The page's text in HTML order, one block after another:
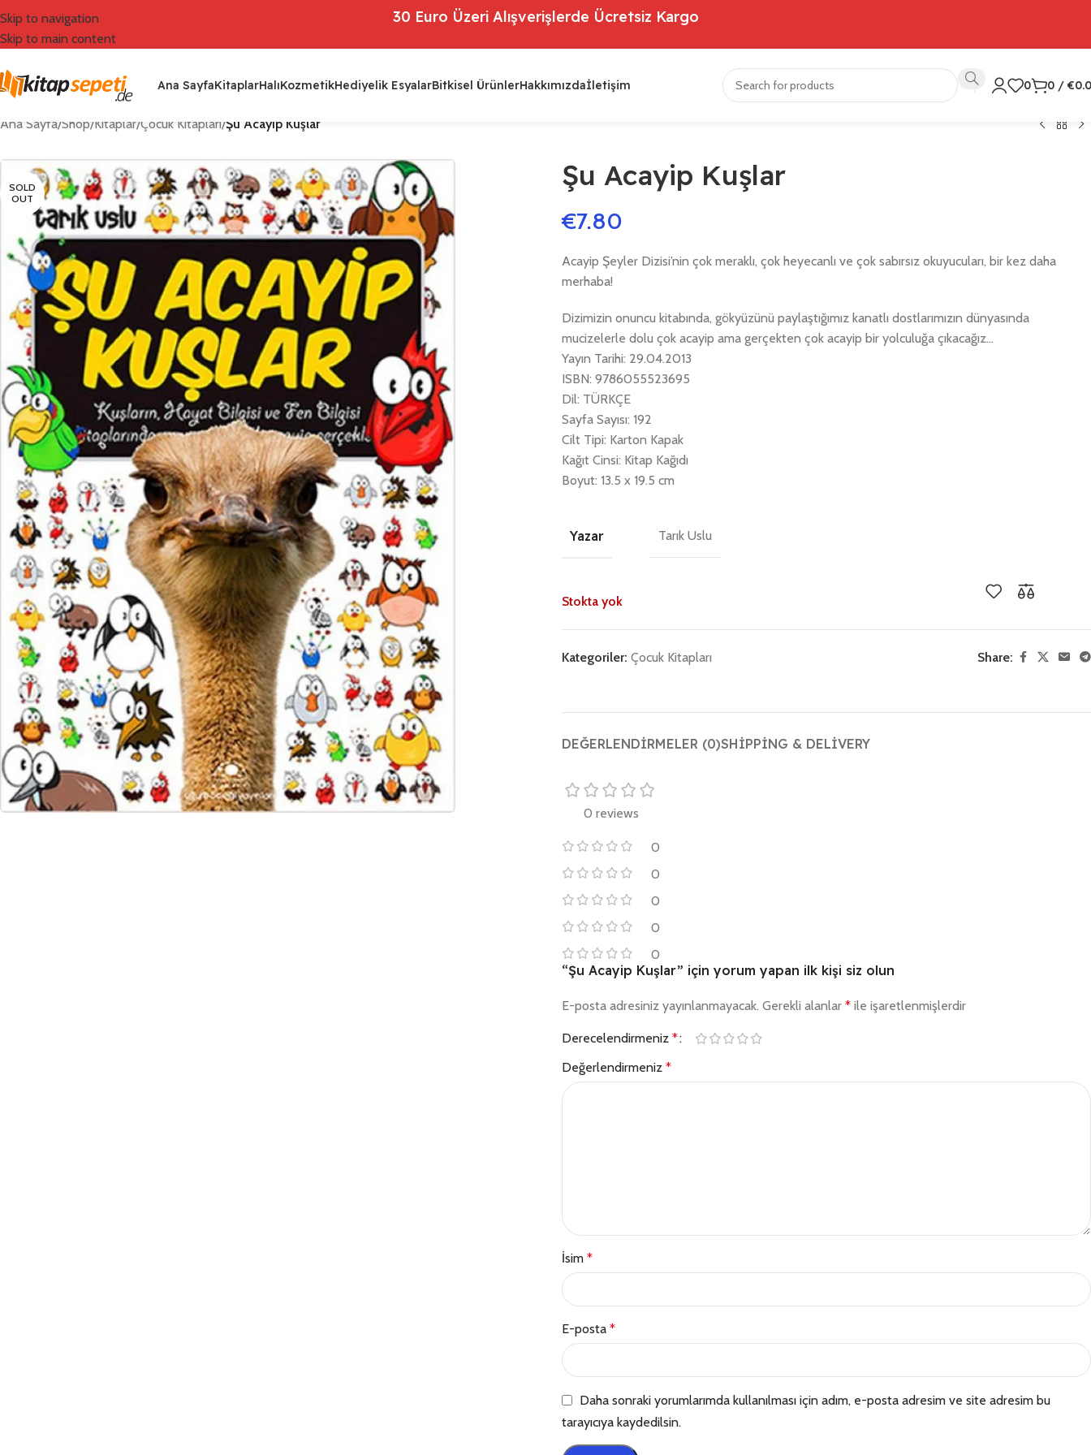
Skip to navigation
Skip to main content
30 Euro Üzeri Alışverişlerde Ücretsiz Kargo
Ana SayfaKitaplarHalıKozmetikHediyelik EsyalarBitkisel ÜrünlerHakkımızdaİletişim 0 0 / €
Ana Sayfa/Shop/Kitaplar/Çocuk Kitapları/Şu Acayip Kuşlar
SOLD
OUT
Şu Acayip Kuşlar
€7.80
Acayip Şeyler Dizisi’nin çok meraklı, çok heyecanlı ve çok sabırsız okuyucuları, bir kez daha
merhaba!
Dizimizin onuncu kitabında, gökyüzünü paylaştığımız kanatlı dostlarımızın dünyasında
mucizelerle dolu çok acayip ama gerçekten çok acayip bir yolculuğa çıkacağız…
Yayın Tarihi: 29.04.2013
ISBN: 9786055523695
Dil: TÜRKÇE
Sayfa Sayısı: 192
Cilt Tipi: Karton Kapak
Kağıt Cinsi: Kitap Kağıdı
Boyut: 13.5 x 19.5 cm
Yazar Tarık Uslu
Stokta yok
Kategoriler: Çocuk Kitapları Share:
DEĞERLENDIRMELER (0)SHIPPING & DELIVERY
0 reviews
0
0
0
0
0
“Şu Acayip Kuşlar” için yorum yapan ilk kişi siz olun
E-posta adresiniz yayınlanmayacak. Gerekli alanlar * ile işaretlenmişlerdir
Derecelendirmeniz *
Değerlendirmeniz *
İsim *
E-posta *
Daha sonraki yorumlarımda kullanılması için adım, e-posta adresim ve site adresim bu
tarayıcıya kaydedilsin.